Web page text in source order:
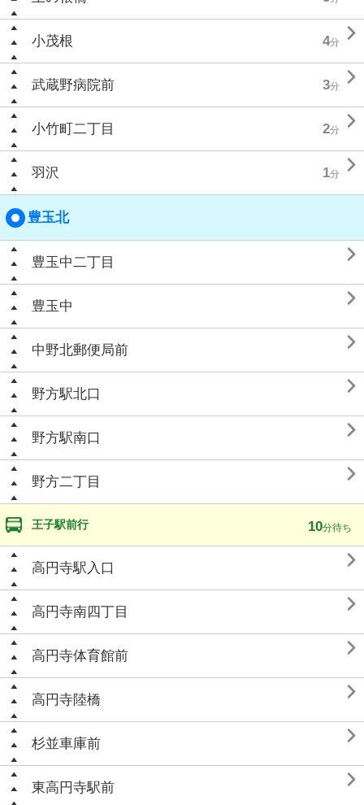
小茂根 4分 
武蔵野病院前 3分 
小竹町二丁目 2分 
羽沢 1分 
豊玉北
豊玉中二丁目 
豊玉中 
中野北郵便局前 
野方駅北口 
野方駅南口 
野方二丁目 
王子駅前行 10分待ち
高円寺駅入口 
高円寺南四丁目 
高円寺体育館前 
高円寺陸橋 
杉並車庫前 
東高円寺駅前 